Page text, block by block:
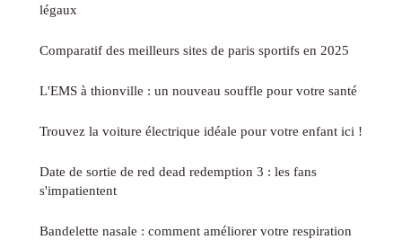
légaux
Comparatif des meilleurs sites de paris sportifs en 2025
L'EMS à thionville : un nouveau souffle pour votre santé
Trouvez la voiture électrique idéale pour votre enfant ici !
Date de sortie de red dead redemption 3 : les fans
s'impatientent
Bandelette nasale : comment améliorer votre respiration